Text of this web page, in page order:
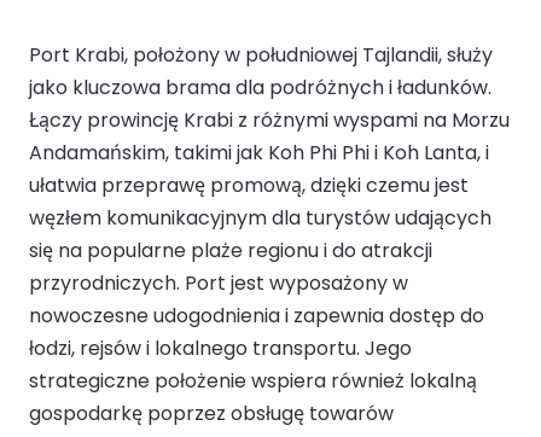
Port Krabi, położony w południowej Tajlandii, służy
jako kluczowa brama dla podróżnych i ładunków.
Łączy prowincję Krabi z różnymi wyspami na Morzu
Andamańskim, takimi jak Koh Phi Phi i Koh Lanta, i
ułatwia przeprawę promową, dzięki czemu jest
węzłem komunikacyjnym dla turystów udających
się na popularne plaże regionu i do atrakcji
przyrodniczych. Port jest wyposażony w
nowoczesne udogodnienia i zapewnia dostęp do
łodzi, rejsów i lokalnego transportu. Jego
strategiczne położenie wspiera również lokalną
gospodarkę poprzez obsługę towarów